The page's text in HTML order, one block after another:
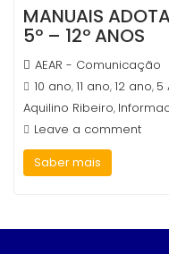
MANUAIS
5º – 12º ANOS
AEAR - Comunicação
10 ano,11 ano,12 ano, 5
Aquilino Ribeiro,
Leave a comment
Saber mais